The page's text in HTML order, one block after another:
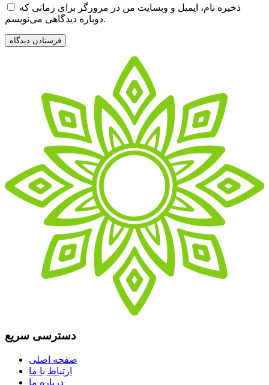
ذخیره نام، ایمیل و وبسایت من در مرورگر برای زمانی که
دوباره دیدگاهی می‌نویسم.
دسترسی سریع
صفحه اصلی
ارتباط با ما
درباره ما